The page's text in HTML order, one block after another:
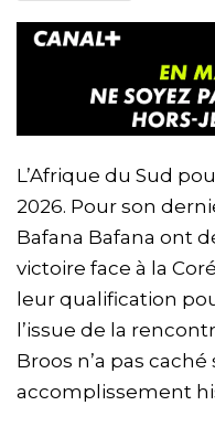
L’Afrique du Sud
2026. Pour son
Bafana Bafana ont
victoire face à la
leur qualification
l’issue de la
Broos n’a pas
accomplissement